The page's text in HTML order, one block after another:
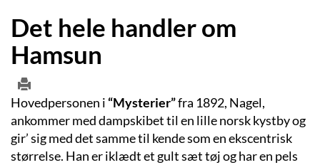
Det hele handler om
Hamsun
Hovedpersonen i “Mysterier”fra 1892, Nagel,
ankommer med dampskibet til en lille norsk kystby og
gir’ sig med det samme til kende som en ekscentrisk
størrelse. Han er iklædt et gult sæt tøj og har en pels